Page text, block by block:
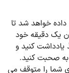
خواهد شد تا
یک دقیقه خود
کنید و
صحبت کنید.
صحبت های شما را متوقف می